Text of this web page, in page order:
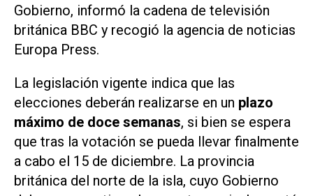
Gobierno, informó la cadena de televisión
británica BBC y recogió la agencia de noticias
Europa Press.
La legislación vigente indica que las
elecciones deberán realizarse en un plazo
máximo de doce semanas, si bien se espera
que tras la votación se pueda llevar finalmente
a cabo el 15 de diciembre. La provincia
británica del norte de la isla, cuyo Gobierno